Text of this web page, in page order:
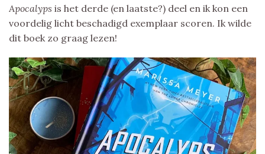
Apocalyps is het derde (en laatste?) deel en ik kon een
voordelig licht beschadigd exemplaar scoren. Ik wilde
dit boek zo graag lezen!